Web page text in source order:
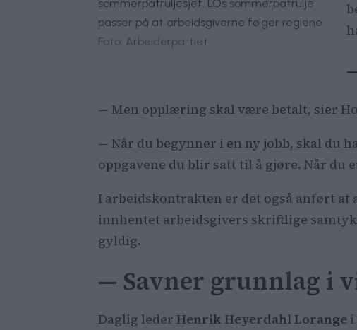
sommerpatruljesjef. LOs sommerpatrulje
passer på at arbeidsgiverne følger reglene.
Foto: Arbeiderpartiet
— Men opplæring skal være betalt, sier
— Når du begynner i en ny jobb, skal du
oppgavene du blir satt til å gjøre. Når du
I arbeidskontrakten er det også anført
innhentet arbeidsgivers skriftlige
gyldig.
— Savner grunnlag i
Daglig lederHenrik Heyerdahl Lorange i